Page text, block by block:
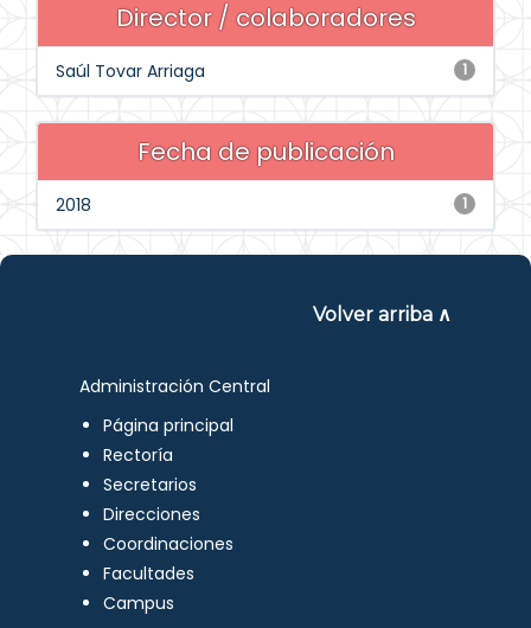
Director / colaboradores
1
Saúl Tovar Arriaga
Fecha de publicación
1
2018
Volver arriba ∧
Administración Central
Página principal
Rectoría
Secretarios
Direcciones
Coordinaciones
Facultades
Campus